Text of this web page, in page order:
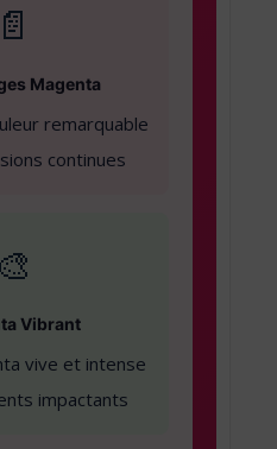
📄
Magenta
remarquable
continues
🎨
Vibrant
vive et intense
impactants